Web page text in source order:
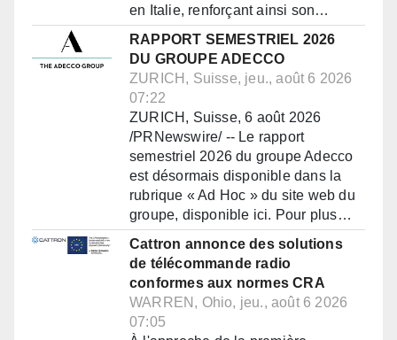
en Italie, renforçant ainsi son…
RAPPORT SEMESTRIEL 2026
DU GROUPE ADECCO
ZURICH, Suisse, jeu., août 6 2026
07:22
ZURICH, Suisse, 6 août 2026
/PRNewswire/ -- Le rapport
semestriel 2026 du groupe Adecco
est désormais disponible dans la
rubrique « Ad Hoc » du site web du
groupe, disponible ici. Pour plus…
Cattron annonce des solutions
de télécommande radio
conformes aux normes CRA
WARREN, Ohio, jeu., août 6 2026
07:05